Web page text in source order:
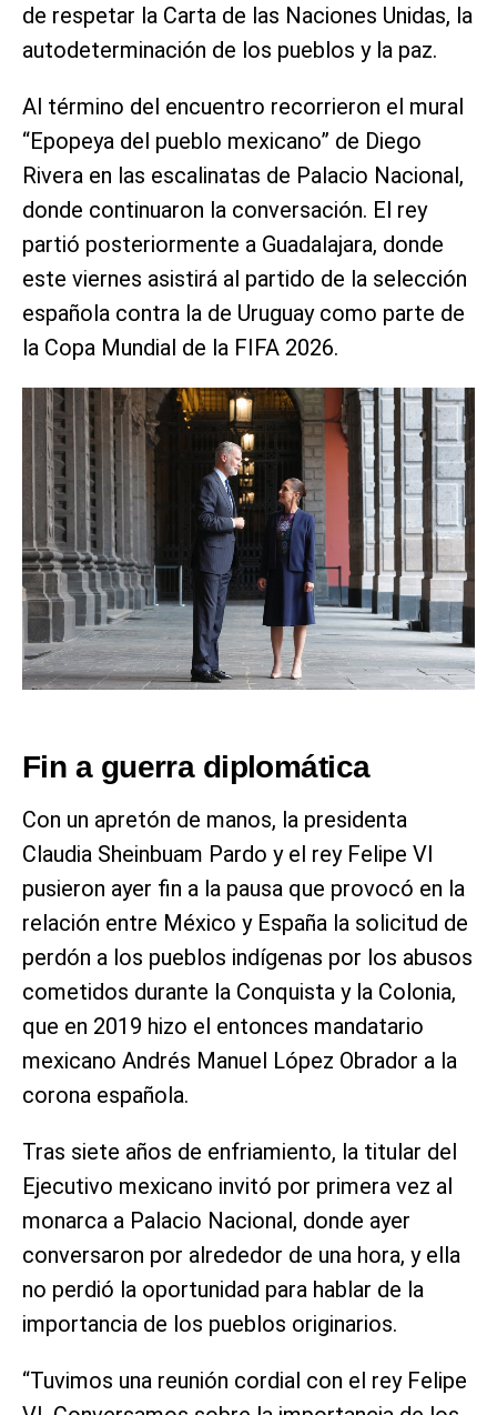
de respetar la Carta de las Naciones Unidas, la
autodeterminación de los pueblos y la paz.
Al término del encuentro recorrieron el mural
“Epopeya del pueblo mexicano” de Diego
Rivera en las escalinatas de Palacio Nacional,
donde continuaron la conversación. El rey
partió posteriormente a Guadalajara, donde
este viernes asistirá al partido de la selección
española contra la de Uruguay como parte de
la Copa Mundial de la FIFA 2026.
Fin a guerra diplomática
Con un apretón de manos, la presidenta
Claudia Sheinbuam Pardo y el rey Felipe VI
pusieron ayer fin a la pausa que provocó en la
relación entre México y España la solicitud de
perdón a los pueblos indígenas por los abusos
cometidos durante la Conquista y la Colonia,
que en 2019 hizo el entonces mandatario
mexicano Andrés Manuel López Obrador a la
corona española.
Tras siete años de enfriamiento, la titular del
Ejecutivo mexicano invitó por primera vez al
monarca a Palacio Nacional, donde ayer
conversaron por alrededor de una hora, y ella
no perdió la oportunidad para hablar de la
importancia de los pueblos originarios.
“Tuvimos una reunión cordial con el rey Felipe